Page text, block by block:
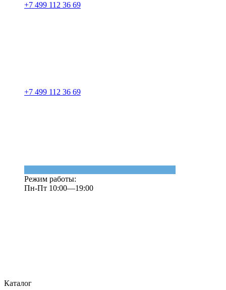
+7 499 112 36 69
+7 499 112 36 69
Режим работы:
Пн-Пт 10:00—19:00
Каталог